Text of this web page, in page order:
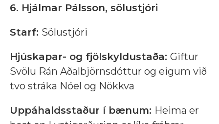
6. Hjálmar Pálsson, sölustjóri
Starf: Sölustjóri
Hjúskapar- og fjölskyldustaða: Giftur
Svölu Rán Aðalbjörnsdóttur og eigum við
tvo stráka Nóel og Nökkva
Uppáhaldsstaður í bænum: Heima er